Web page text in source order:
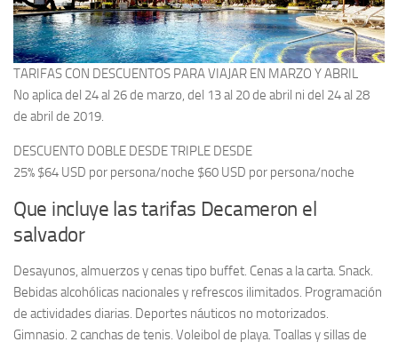
TARIFAS CON DESCUENTOS PARA VIAJAR EN MARZO Y ABRIL
No aplica del 24 al 26 de marzo, del 13 al 20 de abril ni del 24 al 28
de abril de 2019.
DESCUENTO DOBLE DESDE TRIPLE DESDE
25% $64 USD por persona/noche $60 USD por persona/noche
Que incluye las tarifas Decameron el
salvador
Desayunos, almuerzos y cenas tipo buffet. Cenas a la carta. Snack.
Bebidas alcohólicas nacionales y refrescos ilimitados. Programación
de actividades diarias. Deportes náuticos no motorizados.
Gimnasio. 2 canchas de tenis. Voleibol de playa. Toallas y sillas de